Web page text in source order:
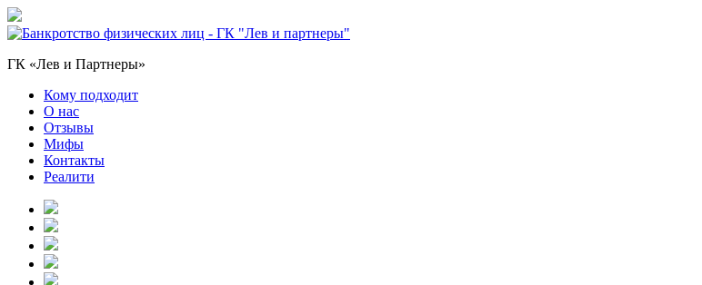
ГК «Лев и Партнеры»
Кому подходит
О нас
Отзывы
Мифы
Контакты
Реалити